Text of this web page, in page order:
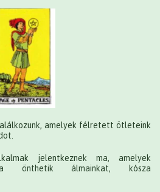
amelyek félretett ötleteink
jelentkeznek ma, amelyek
önthetik álmainkat, kósza